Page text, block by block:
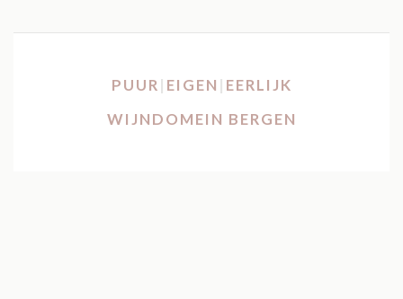
PUUR| EIGEN | EERLIJK
WIJNDOMEIN BERGEN